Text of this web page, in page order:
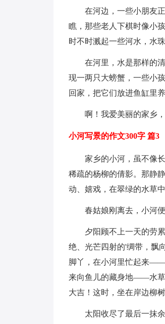
在河边，一些小朋友
瞧，那些老人下棋时像小
时不时溅起一些河水，水
在河里，水是那样的
现一两只大螃蟹，一些小
回家，把它们放进鱼缸里
啊！我爱美丽的家乡
小河写景的作文300字 篇3
家乡的小河，虽不像
稀疏的杨柳的倩影。那静
动、嬉戏，在翠绿的水草
春姑娘刚离去，小河
夕阳顾不上一天的劳
绝、光芒四射的'绸带，飘
脚丫，在小河里忙起来——
来向鱼儿的藏身地——水草
大吉！这时，坐在岸边柳
太阳收尽了最后一抹